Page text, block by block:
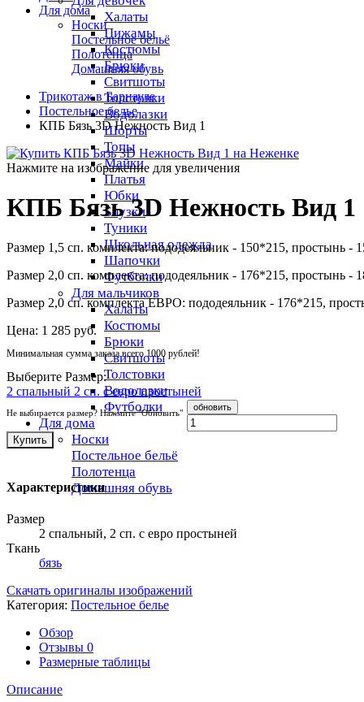
Халаты
Пижамы
Костюмы
Брюки
Свитшоты
Толстовки
Водолазки
Шорты
Топы
Майки
Платья
Юбки
Блузки
Туники
Школьная одежда
Шапочки
Футболки
Для мальчиков
Халаты
Костюмы
Брюки
Свитшоты
Толстовки
Водолазки
Футболки
Для дома
Носки
Постельное бельё
Полотенца
Домашняя обувь
Для дома
Носки
Постельное бельё
Полотенца
Домашняя обувь
Трикотаж в Барнауле
Постельное белье
КПБ Бязь 3D Нежность Вид 1
Нажмите на изображение для увеличения
КПБ Бязь 3D Нежность Вид 1
Размер 1,5 сп. комплекта: пододеяльник - 150*215, простынь -
Размер 2,0 сп. комплекта: пододеяльник - 176*215, простынь -
Размер 2,0 сп. комплекта ЕВРО: пододеяльник - 176*215,
Цена: 1 285 руб.
Минимальная сумма заказа всего 1000 рублей!
Выберите Размер:
2 спальный 2 сп. с евро простыней
Не выбирается размер? Нажмите "Обновить"
Купить
Характеристики
Размер
2 спальный, 2 сп. с евро простыней
Ткань
бязь
Скачать оригиналы изображений
Категория: Постельное белье
Обзор
Отзывы 0
Размерные таблицы
Описание